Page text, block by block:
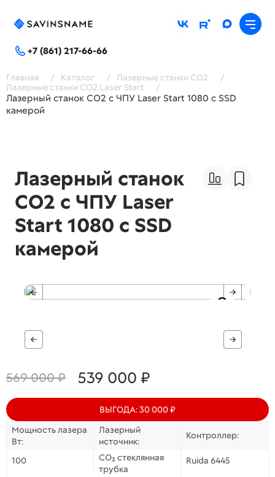
+7 (861) 217-66-66
Главная / Каталог / Лазерные станки СО2
/
Лазерные станки СО2 Laser Start
/
Лазерный станок СО2 c ЧПУ Laser Start 1080 с SSD
камерой
Лазерный станок
СО2 c ЧПУ Laser
Start 1080 с SSD
камерой
569 000 ₽ 539 000 ₽
ВЫГОДА: 30 000 ₽
Мощность лазера
Вт:
100
Лазерный
источник:
CO₂ стеклянная
трубка
Контроллер:
Ruida 6445